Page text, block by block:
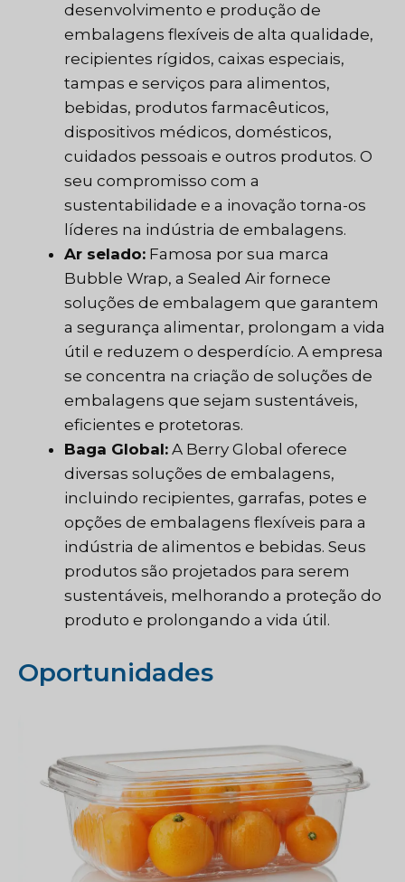
desenvolvimento e produção de
embalagens flexíveis de alta qualidade,
recipientes rígidos, caixas especiais,
tampas e serviços para alimentos,
bebidas, produtos farmacêuticos,
dispositivos médicos, domésticos,
cuidados pessoais e outros produtos. O
seu compromisso com a
sustentabilidade e a inovação torna-os
líderes na indústria de embalagens.
Ar selado: Famosa por sua marca
Bubble Wrap, a Sealed Air fornece
soluções de embalagem que garantem
a segurança alimentar, prolongam a vida
útil e reduzem o desperdício. A empresa
se concentra na criação de soluções de
embalagens que sejam sustentáveis,
eficientes e protetoras.
Baga Global: A Berry Global oferece
diversas soluções de embalagens,
incluindo recipientes, garrafas, potes e
opções de embalagens flexíveis para a
indústria de alimentos e bebidas. Seus
produtos são projetados para serem
sustentáveis, melhorando a proteção do
produto e prolongando a vida útil.
Oportunidades